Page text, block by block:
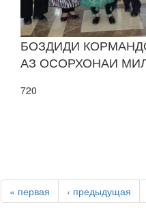
БОЗДИДИ
АЗ ОСОРХОНАИ
720
« первая ‹ предыдущая